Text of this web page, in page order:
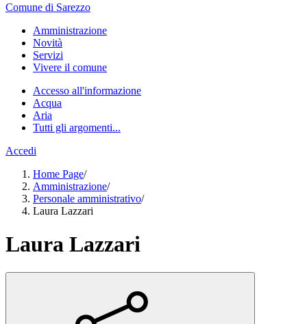
Comune di Sarezzo
Amministrazione
Novità
Servizi
Vivere il comune
Accesso all'informazione
Acqua
Aria
Tutti gli argomenti...
Accedi
Home Page/
Amministrazione/
Personale amministrativo/
Laura Lazzari
Laura Lazzari